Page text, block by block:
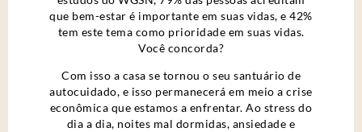
que bem-estar é importante em suas vidas, e 42%
tem este tema como prioridade em suas vidas.
Você concorda?
Com isso a casa se tornou o seu santuário de
autocuidado, e isso permanecerá em meio a crise
econômica que estamos a enfrentar. Ao stress do
dia a dia, noites mal dormidas, ansiedade e